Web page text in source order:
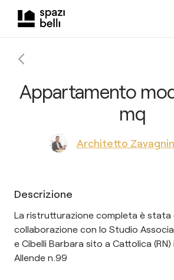
Appartamento
mq
Architetto
Descrizione
La ristrutturazione completa è stata
collaborazione con lo Studio
e Cibelli Barbara sito a Cattolica
Allende n.99